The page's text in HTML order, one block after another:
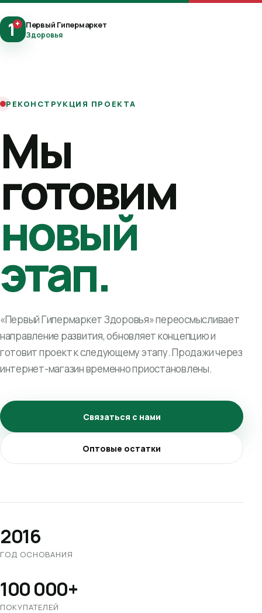
1+ Первый Гипермаркет
Здоровья
РЕКОНСТРУКЦИЯ ПРОЕКТА
Мы
готовим
новый
этап.
«Первый Гипермаркет Здоровья» переосмысливает
направление развития, обновляет концепцию и
готовит проект к следующему этапу. Продажи через
интернет-магазин временно приостановлены.
Связаться с нами
Оптовые остатки
2016
ГОД ОСНОВАНИЯ
100 000+
ПОКУПАТЕЛЕЙ